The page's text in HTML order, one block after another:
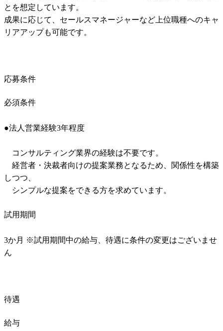
とを想定しています。
成果に応じて、セールスマネージャーなど上位職種へのキャ
リアアップも可能です。
応募条件
必須条件
●法人営業経験3年程度
コンサルティング業界の経験は不要です。
経営者・決裁者向けの提案業務となるため、関係性を構築
しつつ、
シンプルな提案をできる方を求めています。
試用期間
3か月 ※試用期間中の給与、待遇に条件の変更はございませ
ん
待遇
給与